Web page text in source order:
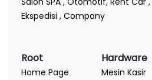
Ekspedisi , Company
Root
Home Page
Hardware
Mesin Kasir